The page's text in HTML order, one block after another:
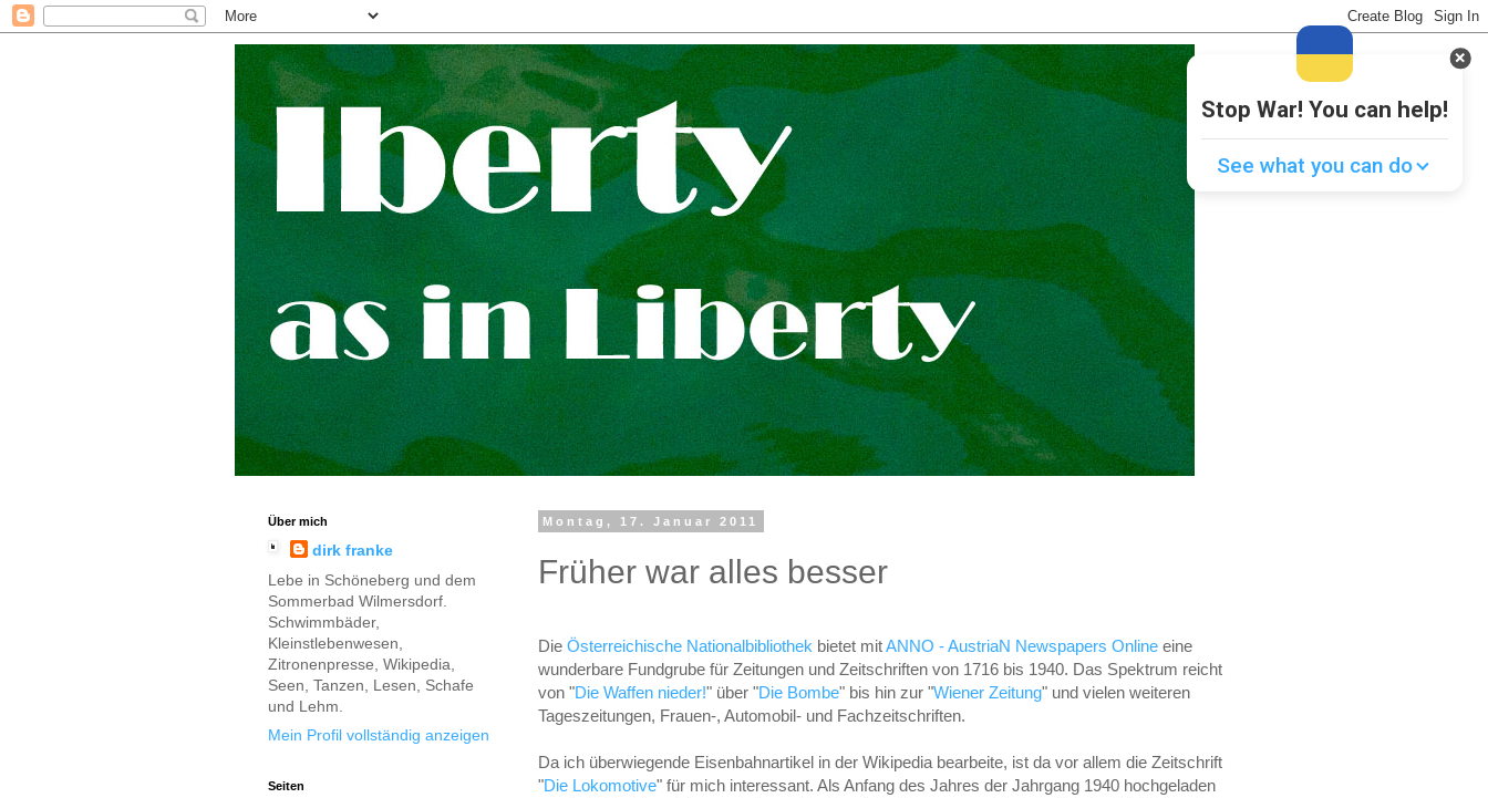
Montag, 17. Januar 2011
Früher war alles besser
Die Österreichische Nationalbibliothek bietet mitANNO - AustriaN Newspapers Online eine
wunderbare Fundgrube für Zeitungen und Zeitschriften von 1716 bis 1940. Das Spektrum reicht
von "Die Waffen nieder!" über "Die Bombe" bis hin zur "Wiener Zeitung" und vielen weiteren
Tageszeitungen, Frauen-, Automobil- und Fachzeitschriften.
Da ich überwiegende Eisenbahnartikel in der Wikipedia bearbeite, ist da vor allem die Zeitschrift
"Die Lokomotive" für mich interessant. Als Anfang des Jahres der Jahrgang 1940 hochgeladen
Über mich
dirk franke
Lebe in Schöneberg und dem
Sommerbad Wilmersdorf.
Schwimmbäder,
Kleinstlebenwesen,
Zitronenpresse, Wikipedia,
Seen, Tanzen, Lesen, Schafe
und Lehm.
Mein Profil vollständig anzeigen
Seiten
Stop War! You can help!
See what you can do